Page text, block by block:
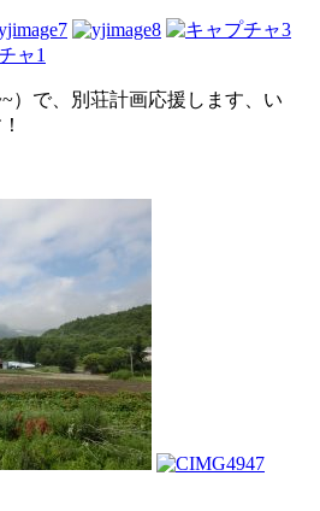
）で、別荘計画応援します、い